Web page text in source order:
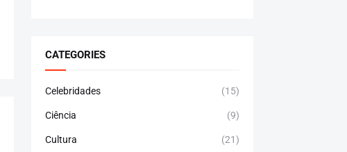
CATEGORIES
Celebridades (15)
Ciência (9)
Cultura (21)